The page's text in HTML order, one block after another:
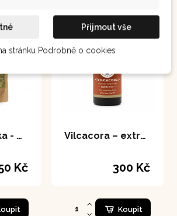
Obří přeslička - Cola de Caballo 100 g
Kč
Vilcacora – extrakt 50 ml
300 Kč
Koupit
Přijmout vše
stránku Podrobně o cookies